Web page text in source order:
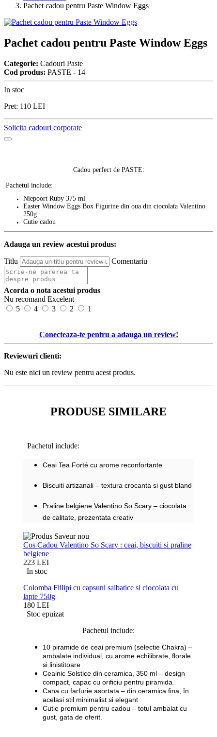
Pachet cadou pentru Paste Window Eggs
Pachet cadou pentru Paste Window Eggs
Categorie: Cadouri Paste
Cod produs: PASTE - 14
In stoc
Pret: 110 LEI
Solicita cadouri corporate
Cadou perfect de PASTE:
Pachetul include:
Niepoort Ruby 375 ml
Easter Window Eggs Box Figurine din oua din ciocolata Valentino
250g
Cutie cadou
Adauga un review acestui produs:
Titlu Comentariu
Acorda o nota acestui produs
Nu recomand Excelent
5
4 3 2 1
Conecteaza-te pentru a adauga un review!
Reviewuri clienti:
Nu este nici un review pentru acest produs.
PRODUSE SIMILARE
Pachetul include:
Ceai Tea Forté cu arome reconfortante
Biscuiti artizanali – textura crocanta si gust bland
Praline belgiene Valentino So Scary – ciocolata
de calitate, prezentata creativ
Cos Cadou Valentino So Scary : ceai, biscuiti si praline
belgiene
223 LEI
| In stoc
Colomba Fillipi cu capsuni salbatice si ciocolata cu
lapte 750g
180 LEI
| Stoc epuizat
Pachetul include:
10 piramide de ceai premium (selectie Chakra) –
ambalate individual, cu arome echilibrate, florale
si linistitoare
Ceainic Solstice din ceramica , 350 ml – design
compact, capac cu orificiu pentru piramida
Cana cu farfurie asortata – din ceramica fina, în
acelasi stil minimalist si elegant
Cutie premium pentru cadou – totul ambalat cu
gust, gata de oferit.